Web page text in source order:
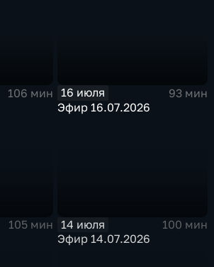
106 мин
16 июля
93 мин
Эфир 16.07.2026
105 мин
14 июля
100 мин
Эфир 14.07.2026